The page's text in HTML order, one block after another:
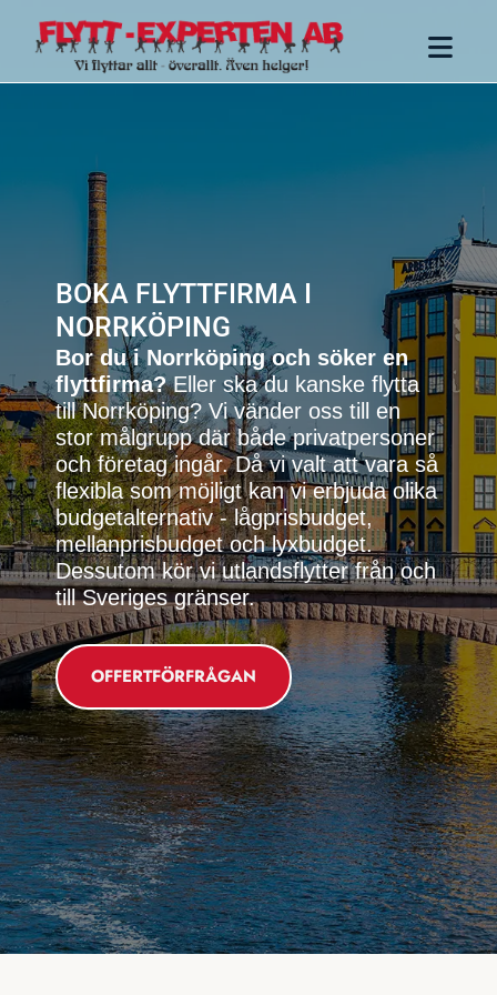
BOKA FLYTTFIRMA I
NORRKÖPING
Bor du i Norrköping och söker en
flyttfirma?Eller ska du kanske flytta
till Norrköping? Vi vänder oss till en
stor målgrupp där både privatpersoner
och företag ingår. Då vi valt att vara så
flexibla som möjligt kan vi erbjuda olika
budgetalternativ - lågprisbudget,
mellanprisbudget och lyxbudget.
Dessutom kör vi utlandsflytter från och
till Sveriges gränser.
OFFERTFÖRFRÅGAN